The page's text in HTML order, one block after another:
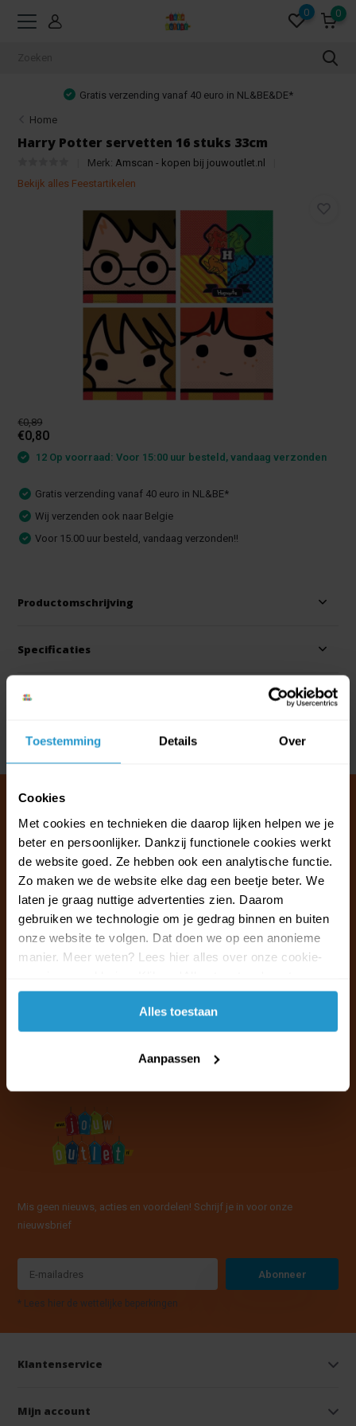
Toestemming Details Over
Cookies
Met cookies en technieken die daarop lijken helpen we je
beter en persoonlijker. Dankzij functionele cookies werkt
de website goed. Ze hebben ook een analytische functie.
Zo maken we de website elke dag een beetje beter. We
laten je graag nuttige advertenties zien. Daarom
gebruiken we technologie om je gedrag binnen en buiten
onze website te volgen. Dat doen we op een anonieme
manier. Meer weten? Lees hier alles over onze cookie-
accepteren.
Alles toestaan
Aanpassen
0 0
Gratis verzending vanaf 40 euro in NL&BE&DE*
Home
Harry Potter servetten 16 stuks 33cm
Merk: Amscan - kopen bij jouwoutlet.nl
Bekijk alles Feestartikelen
€0,89
€0,80
12 Op voorraad: Voor 15:00 uur besteld, vandaag verzonden
Gratis verzending vanaf 40 euro in NL&BE*
Wij verzenden ook naar Belgie
Voor 15.00 uur besteld, vandaag verzonden!!
Productomschrijving
Specificaties
Reviews
Delen
Klantenservice & FAQ
Wij staan voor u klaar.
Ma t/m vr van 09:30 - 16:00 telefonisch
+31 (0)13 785 62 41
info@jouwoutlet.nl
Mis geen nieuws, acties en voordelen! Schrijf je in voor onze
nieuwsbrief
Abonneer
* Lees hier de wettelijke beperkingen
Klantenservice
Mijn account